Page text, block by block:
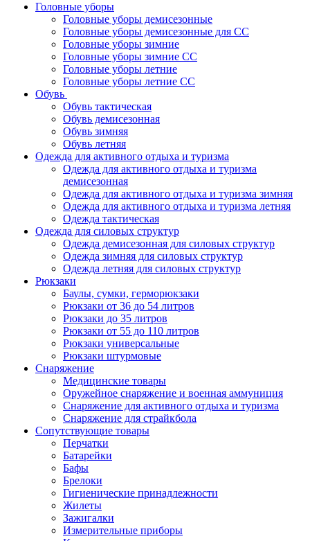
Головные уборы
Головные уборы демисезонные
Головные уборы демисезонные для СС
Головные уборы зимние
Головные уборы зимние СС
Головные уборы летние
Головные уборы летние СС
Обувь
Обувь тактическая
Обувь демисезонная
Обувь зимняя
Обувь летняя
Одежда для активного отдыха и туризма
Одежда для активного отдыха и туризма
демисезонная
Одежда для активного отдыха и туризма зимняя
Одежда для активного отдыха и туризма летняя
Одежда тактическая
Одежда для силовых структур
Одежда демисезонная для силовых структур
Одежда зимняя для силовых структур
Одежда летняя для силовых структур
Рюкзаки
Баулы, сумки, герморюкзаки
Рюкзаки от 36 до 54 литров
Рюкзаки до 35 литров
Рюкзаки от 55 до 110 литров
Рюкзаки универсальные
Рюкзаки штурмовые
Снаряжение
Медицинские товары
Оружейное снаряжение и военная аммуниция
Снаряжение для активного отдыха и туризма
Снаряжение для страйкбола
Сопутствующие товары
Перчатки
Батарейки
Бафы
Брелоки
Гигиенические принадлежности
Жилеты
Зажигалки
Измерительные приборы